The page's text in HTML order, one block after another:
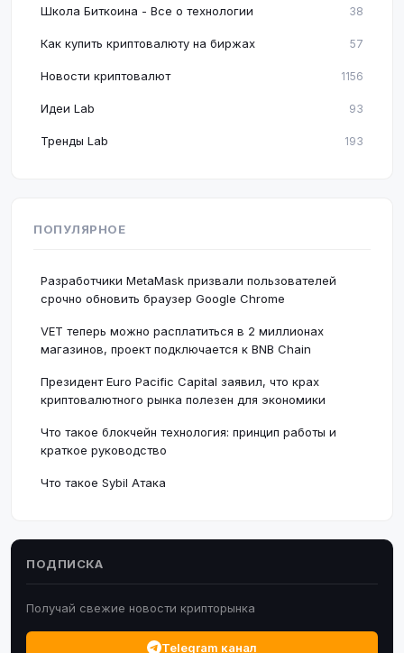
Школа Биткоина - Все о технологии 38
Как купить криптовалюту на биржах 57
Новости криптовалют 1156
Идеи Lab 93
Тренды Lab 193
ПОПУЛЯРНОЕ
Разработчики MetaMask призвали пользователей
срочно обновить браузер Google Chrome
VET теперь можно расплатиться в 2 миллионах
магазинов, проект подключается к BNB Chain
Президент Euro Pacific Capital заявил, что крах
криптовалютного рынка полезен для экономики
Что такое блокчейн технология: принцип работы и
краткое руководство
Что такое Sybil Атака
ПОДПИСКА
Получай свежие новости крипторынка
Telegram канал